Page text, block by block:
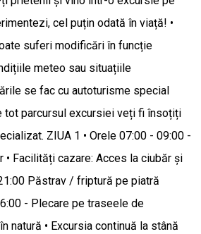
cel puțin odată în viață! •
suferi modificări în funcție
meteo sau situațiile
se fac cu autoturisme special
tot parcursul excursiei veți fi însoțiți
ZIUA 1 • Orele 07:00 - 09:00 -
• Facilități cazare: Acces la ciubăr și
Păstrav / friptură pe piatră
- Plecare pe traseele de
natură • Excursia continuă la stână